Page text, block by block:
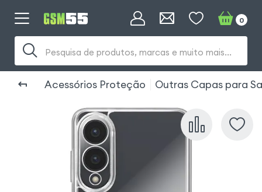
Pesquisa de produtos, marcas e muito mais...
0
Acessórios Proteção Outras Capas para